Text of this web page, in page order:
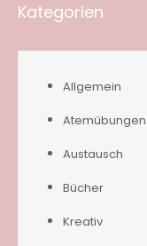
Kategorien
Allgemein
Atemübungen
Austausch
Bücher
Kreativ